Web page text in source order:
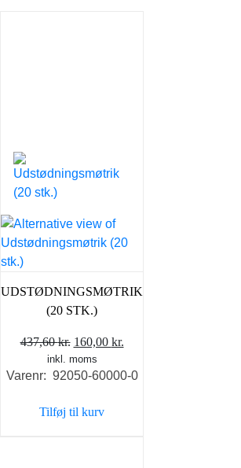
UDSTØDNINGSMØTRIK
(20 STK.)
437,60kr. Den
oprindelige
pris
437,60 kr..
160,00 kr.
pris
inkl. moms
Varenr: 92050-60000-0
Tilføj til kurv